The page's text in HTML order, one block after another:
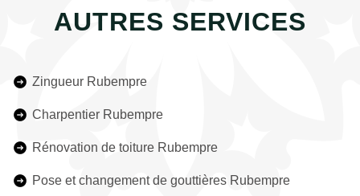
AUTRES SERVICES
Zingueur Rubempre
Charpentier Rubempre
Rénovation de toiture Rubempre
Pose et changement de gouttières Rubempre